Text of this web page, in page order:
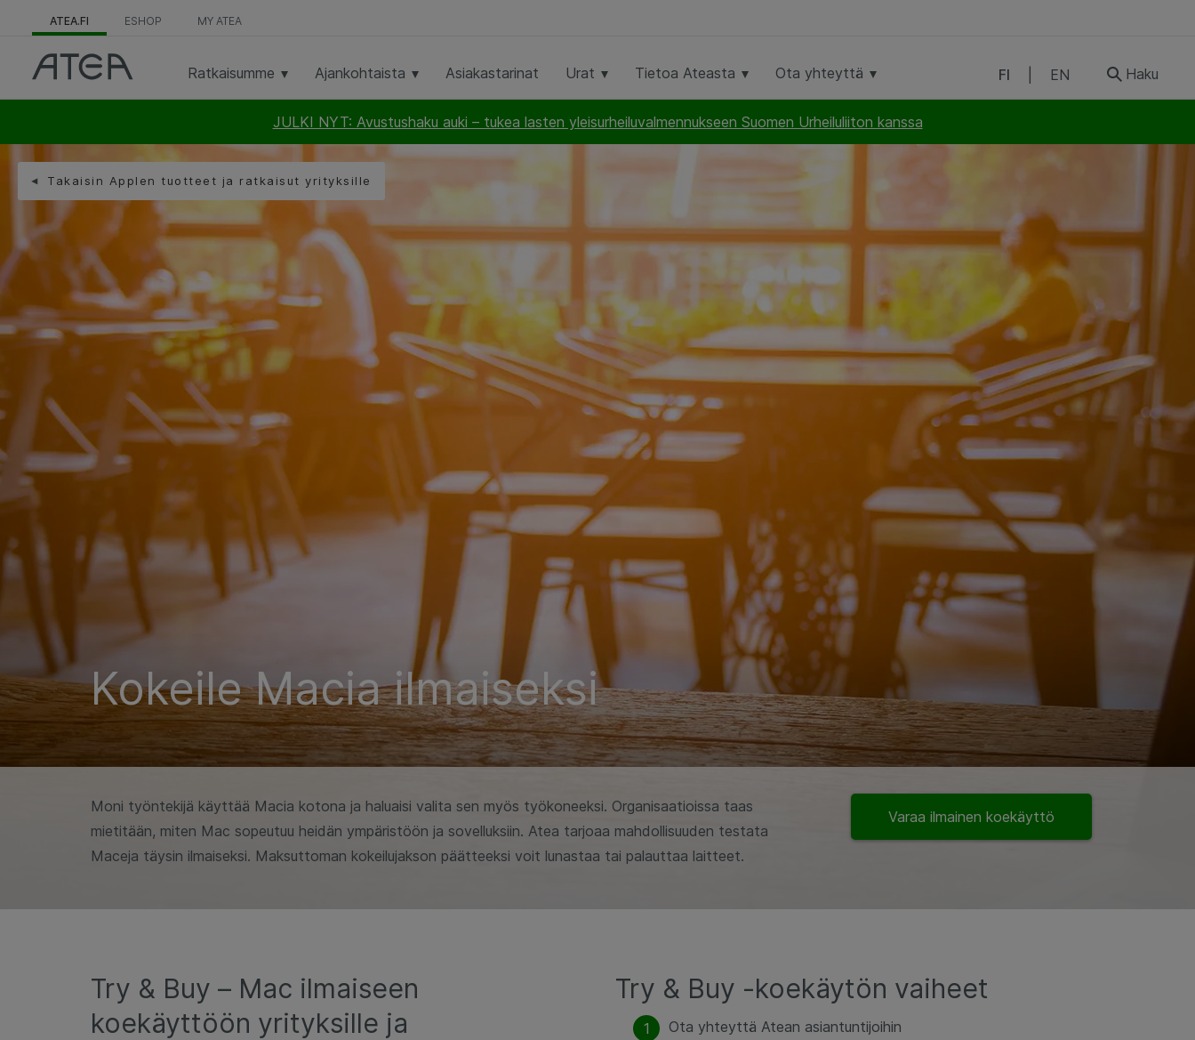
ATEA.FI ESHOP MY ATEA
Ratkaisumme Ajankohtaista Asiakastarinat Urat Tietoa Ateasta Ota yhteyttä FI EN Haku
JULKI NYT: Avustushaku auki – tukea lasten yleisurheiluvalmennukseen Suomen Urheiluliiton kanssa
Takaisin Applen tuotteet ja ratkaisut yrityksille
Kokeile Macia ilmaiseksi
Moni työntekijä käyttää Macia kotona ja haluaisi valita sen myös työkoneeksi. Organisaatioissa taas
mietitään, miten Mac sopeutuu heidän ympäristöön ja sovelluksiin. Atea tarjoaa mahdollisuuden testata
Maceja täysin ilmaiseksi. Maksuttoman kokeilujakson päätteeksi voit lunastaa tai palauttaa laitteet.
Varaa ilmainen koekäyttö
Try & Buy – Mac ilmaiseen
koekäyttöön yrityksille ja
Try & Buy -koekäytön vaiheet
Ota yhteyttä Atean asiantuntijoihin